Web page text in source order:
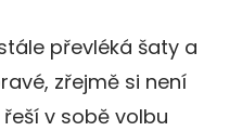
převléká šaty a
zřejmě si není
v sobě volbu